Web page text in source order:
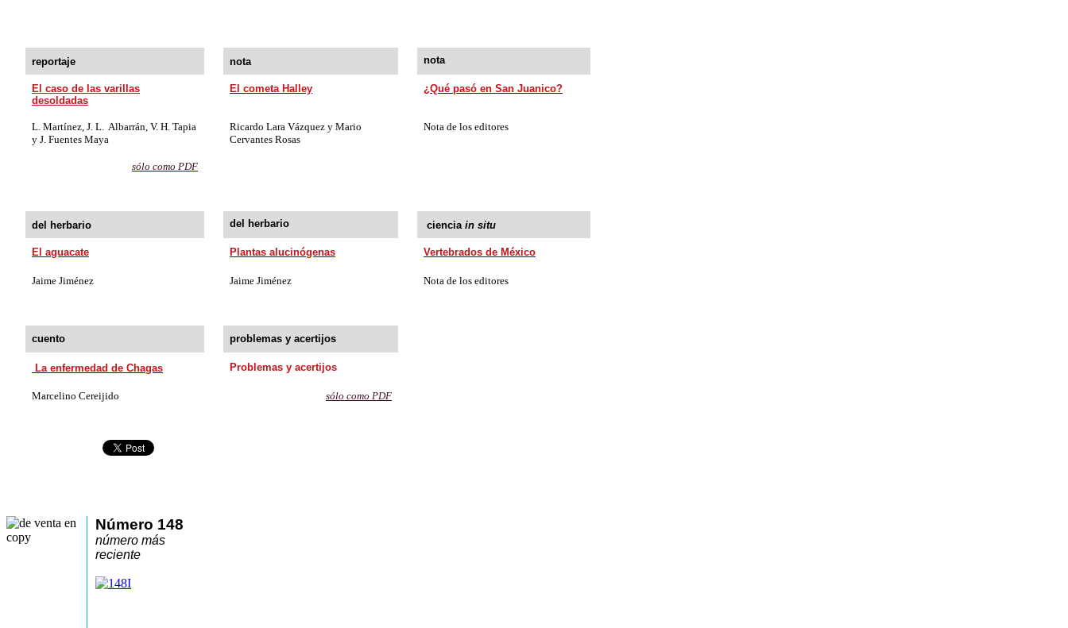
reportaje nota nota
El caso de las varillas
desoldadas
El cometa Halley ¿Qué pasó en San Juanico?
L. Martínez, J. L. Albarrán, V. H. Tapia
y J. Fuentes Maya
Ricardo Lara Vázquez y Mario
Cervantes Rosas
Nota de los editores
sólo como PDF
del herbario del herbario ciencia in situ
El aguacate Plantas alucinógenas Vertebrados de México
Jaime Jiménez Jaime Jiménez Nota de los editores
cuento problemas y acertijos
La enfermedad de Chagas Problemas y acertijos
Marcelino Cereijido sólo como PDF
Número 148
número más
reciente